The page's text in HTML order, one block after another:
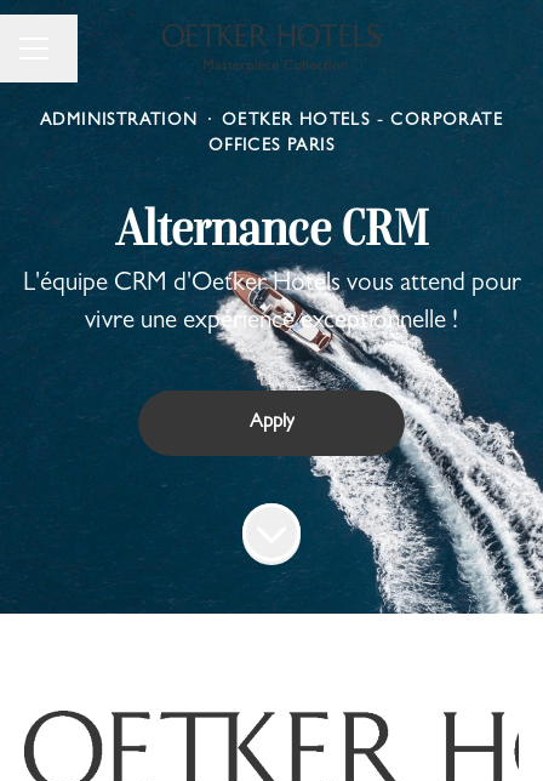
ADMINISTRATION ·
OETKER HOTELS - CORPORATE
OFFICES PARIS
Alternance CRM
L'équipe CRM d'Oetker Hotels vous attend pour
vivre une expérience exceptionnelle !
Apply